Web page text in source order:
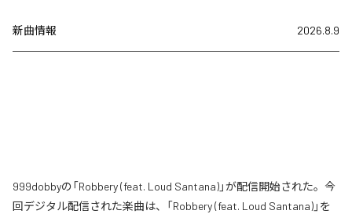
新曲情報 2026.8.9
999dobbyの「Robbery (feat. Loud Santana)」が配信開始された。今
回デジタル配信された楽曲は、「Robbery (feat. Loud Santana)」を